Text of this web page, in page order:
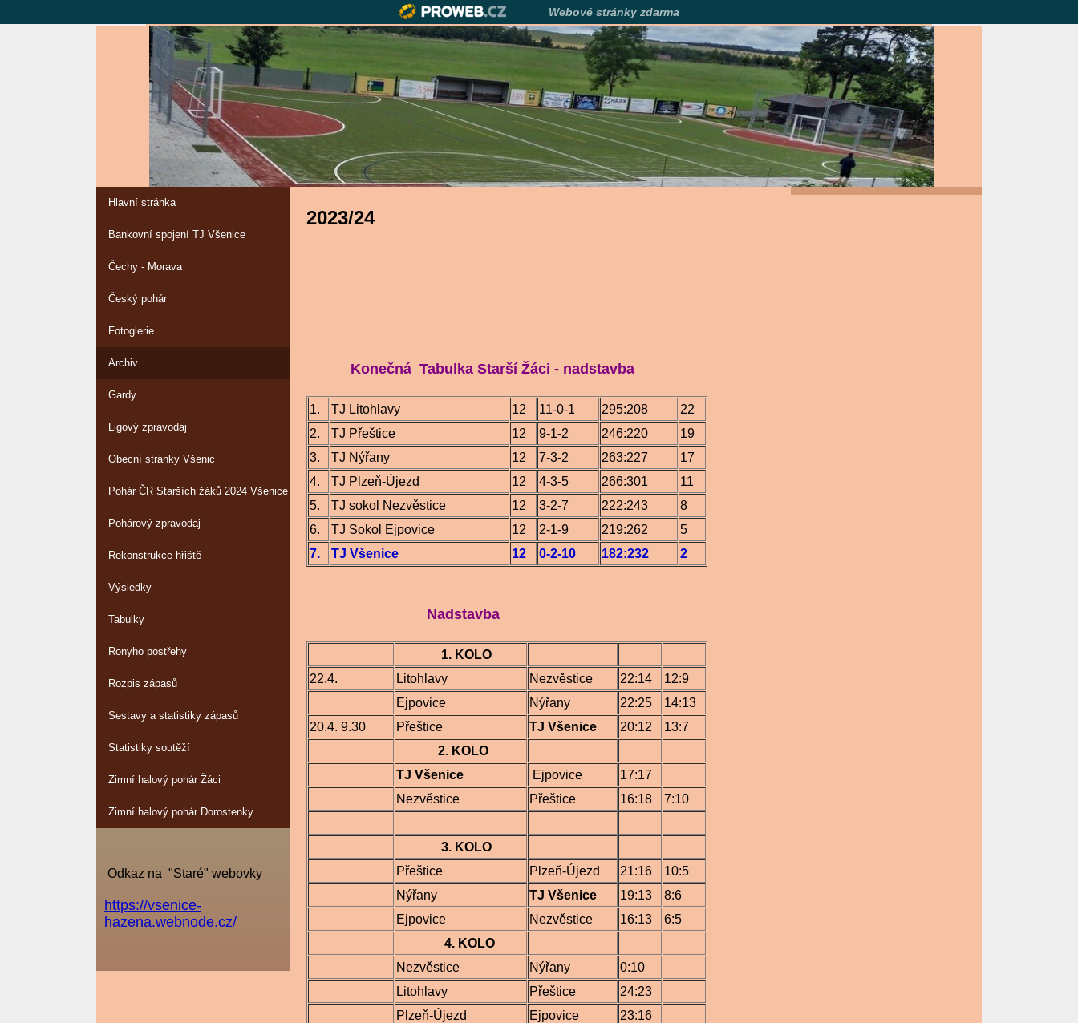
Hlavní stránka
Bankovní spojení TJ Všenice
Čechy - Morava
Český pohár
Fotoglerie
Archiv
Gardy
Ligový zpravodaj
Obecní stránky Všenic
Pohár ČR Starších žáků 2024 Všenice
Pohárový zpravodaj
Rekonstrukce hřiště
Výsledky
Tabulky
Ronyho postřehy
Rozpis zápasů
Sestavy a statistiky zápasů
Statistiky soutěží
Zimní halový pohár Žáci
Zimní halový pohár Dorostenky
Odkaz na "Staré" webovky
https://vsenice-
hazena.webnode.cz/
2023/24
Konečná Tabulka Starší Žáci - nadstavba
1. TJ Litohlavy 12 11-0-1 295:208
22
2.
TJ Přeštice 12 9-1-2 246:220
19
3.
TJ Nýřany 12 7-3-2 263:227
17
4.
TJ Plzeň-Újezd 12 4-3-5 266:301
11
5.
TJ sokol Nezvěstice 12 3-2-7 222:243
8
6.
TJ Sokol Ejpovice 12 2-1-9 219:262
5
7.
TJ Všenice 12 0-2-10 182:232 2
Nadstavba
1. KOLO
22.4.
Litohlavy Nezvěstice 22:14
12:9
Ejpovice
Nýřany 22:25
14:13
20.4. 9.30
Přeštice TJ Všenice 20:12
13:7
2. KOLO
TJ Všenice
Ejpovice
17:17
Nezvěstice
Přeštice 16:18 7:10
3. KOLO
Přeštice
Plzeň-Újezd 21:16
10:5
Nýřany
TJ Všenice 19:13
8:6
Ejpovice
Nezvěstice 16:13
6:5
4. KOLO
Nezvěstice
Nýřany
0:10
Litohlavy
Přeštice
24:23
Plzeň-Újezd
Ejpovice
23:16
Webové stránky zdarma